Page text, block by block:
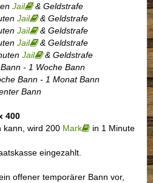
Jail
& Geldstrafe
Jail
& Geldstrafe
Jail
& Geldstrafe
Jail
& Geldstrafe
Jail
& Geldstrafe
- 1 Woche Bann
Bann - 1 Monat Bann
Bann
400
kann, wird 200 Mark
in 1 Minute
eingezahlt.
offener temporärer Bann vor,